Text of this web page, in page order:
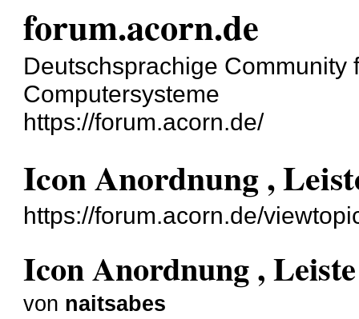
forum.acorn.de
Deutschsprachige Community
Computersysteme
https://forum.acorn.de/
Icon Anordnung ,
https://forum.acorn.de/
Icon Anordnung ,
von naitsabes